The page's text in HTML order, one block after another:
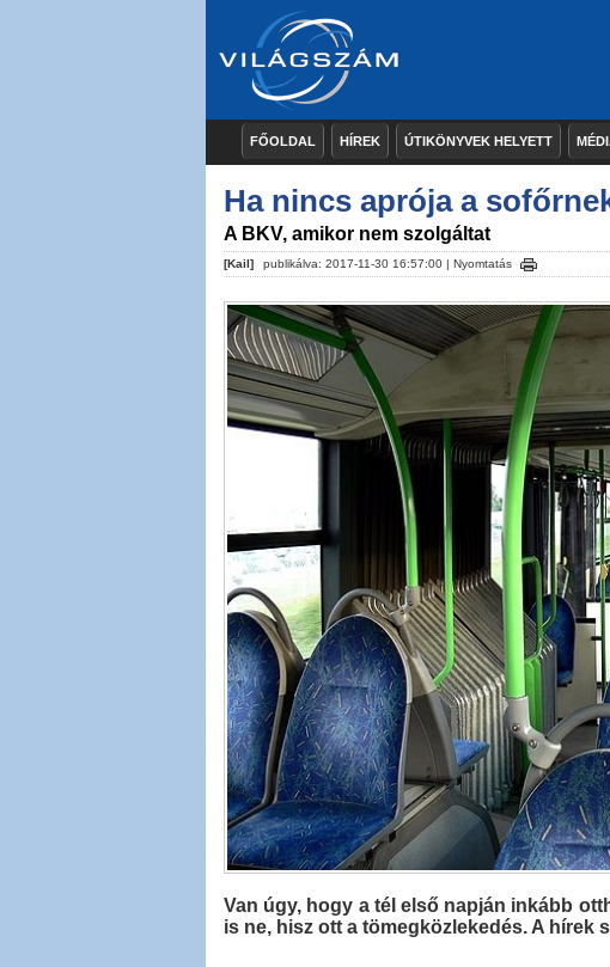
FŐOLDAL HÍREK ÚTIKÖNYVEK HELYETT
Ha nincs aprója a
A BKV, amikor nem szolgáltat
[Kail] publikálva: 2017-11-30 16:57:00 | Nyomtatás
Van úgy, hogy a tél első napján inkább
is ne, hisz ott a tömegközlekedés. A hírek